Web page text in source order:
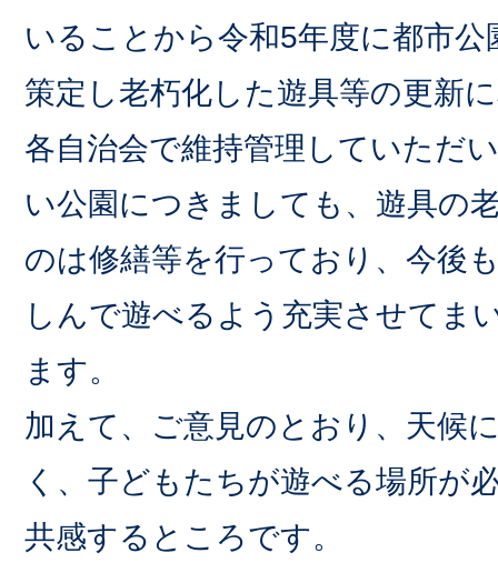
いることから令和5年度に都市公
策定し老朽化した遊具等の更新
各自治会で維持管理していただ
い公園につきましても、遊具の
のは修繕等を行っており、今後
しんで遊べるよう充実させてま
ます。
加えて、ご意見のとおり、天候
く、子どもたちが遊べる場所が
共感するところです。